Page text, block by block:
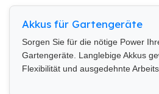
Akkus für Gartengeräte
Sorgen Sie für die nötige Power
Gartengeräte. Langlebige Akkus
Flexibilität und ausgedehnte